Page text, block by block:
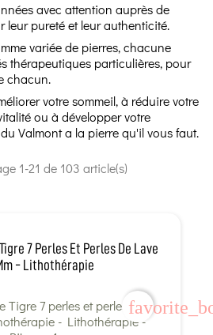
avec attention auprès de
leur pureté et leur authenticité.
variée de pierres, chacune
thérapeutiques particulières, pour
chacun.
votre sommeil, à réduire votre
ou à développer votre
Valmont a la pierre qu'il vous faut.
1-21 de 103 article(s)
7 Perles Et Perles De Lave
- Lithothérapie